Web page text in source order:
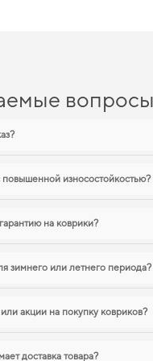
повышенной износостойкостью?
на коврики?
зимнего или летнего периода?
акции на покупку ковриков?
доставка товара?